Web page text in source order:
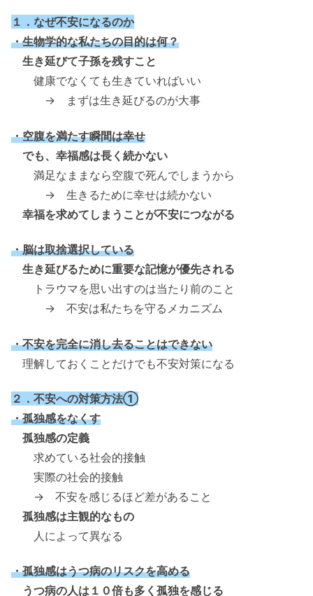
１．なぜ不安になるのか
・生物学的な私たちの目的は何？
生き延びて子孫を残すこと
健康でなくても生きていればいい
→ まずは生き延びるのが大事
・空腹を満たす瞬間は幸せ
でも、幸福感は長く続かない
満足なままなら空腹で死んでしまうから
→ 生きるために幸せは続かない
幸福を求めてしまうことが不安につながる
・脳は取捨選択している
生き延びるために重要な記憶が優先される
トラウマを思い出すのは当たり前のこと
→ 不安は私たちを守るメカニズム
・不安を完全に消し去ることはできない
理解しておくことだけでも不安対策になる
２．不安への対策方法①
・孤独感をなくす
孤独感の定義
求めている社会的接触
実際の社会的接触
→ 不安を感じるほど差があること
孤独感は主観的なもの
人によって異なる
・孤独感はうつ病のリスクを高める
うつ病の人は１０倍も多く孤独を感じる